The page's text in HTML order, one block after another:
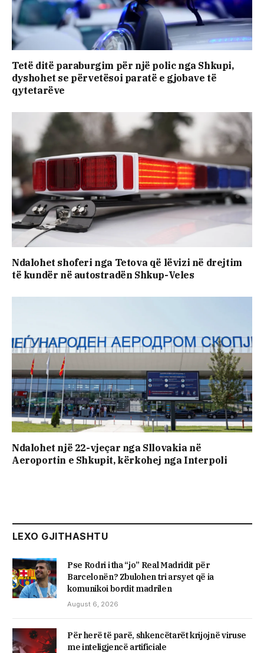
Tetë ditë paraburgim për një polic nga Shkupi,
dyshohet se përvetësoi paratë e gjobave të
qytetarëve
Ndalohet shoferi nga Tetova që lëvizi në drejtim
të kundër në autostradën Shkup-Veles
Ndalohet një 22-vjeçar nga Sllovakia në
Aeroportin e Shkupit, kërkohej nga Interpoli
LEXO GJITHASHTU
Pse Rodri i tha “jo” Real Madridit për
Barcelonën? Zbulohen tri arsyet që ia
komunikoi bordit madrilen
August 6, 2026
Për herë të parë, shkencëtarët krijojnë viruse
me inteligjencë artificiale